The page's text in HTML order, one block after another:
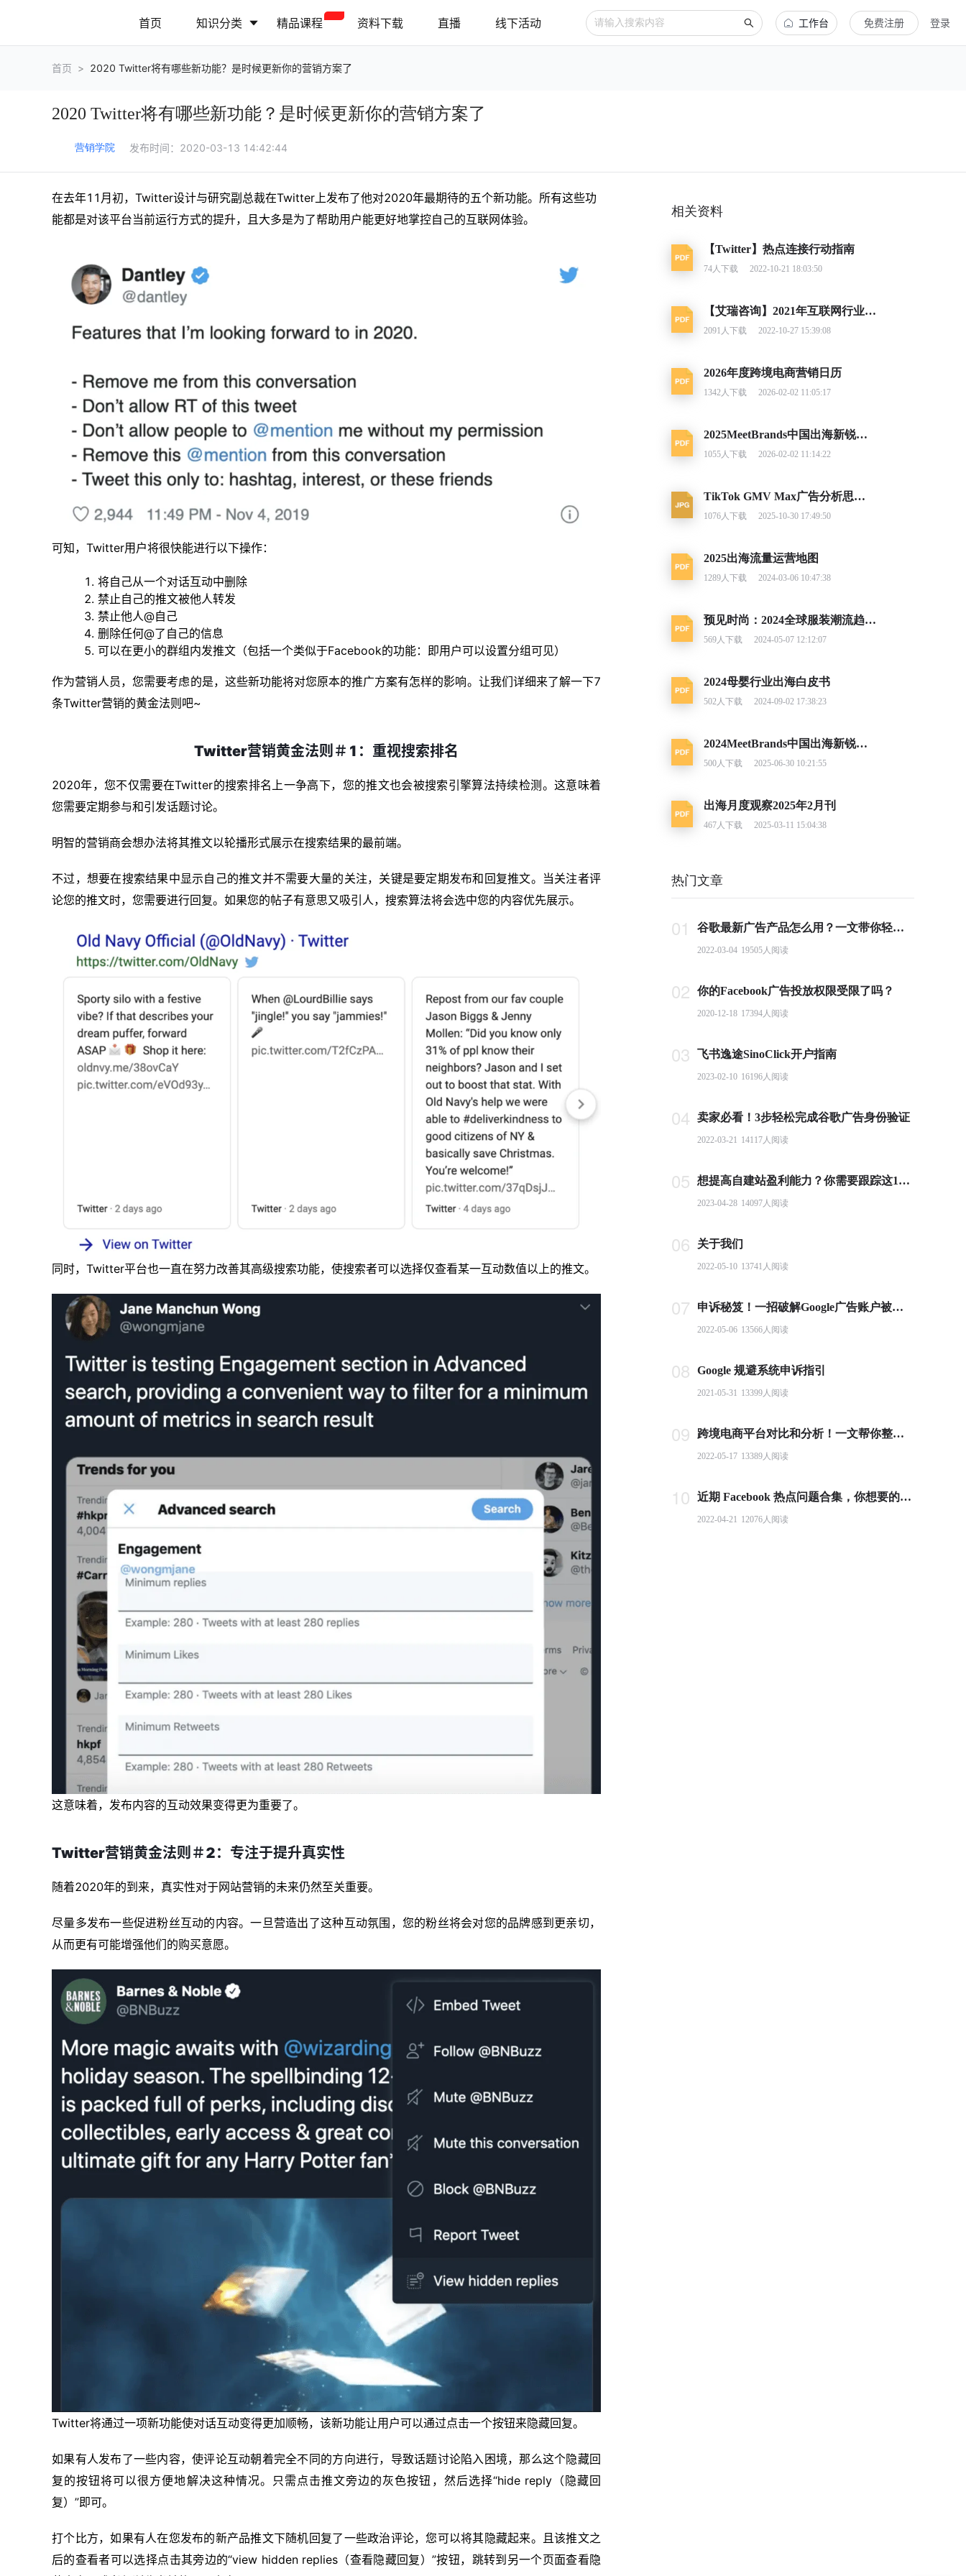
首页 知识分类
营销推广 网站运营
精品课程 资料下载 直播 线下活动 工作台 免费注册 登录
首页 > 2020 Twitter将有哪些新功能？是时候更新你的营销方案了
2020 Twitter将有哪些新功能？是时候更新你的营销方案了
营销学院 发布时间： 2020-03-13 14:42:44
在去年11月初，Twitter设计与研究副总裁在Twitter上发布了他对2020年最期待的五个新功能。所有这些功
能都是对该平台当前运行方式的提升，且大多是为了帮助用户能更好地掌控自己的互联网体验。
可知，Twitter用户将很快能进行以下操作：
将自己从一个对话互动中删除
禁止自己的推文被他人转发
禁止他人@自己
删除任何@了自己的信息
可以在更小的群组内发推文（包括一个类似于Facebook的功能：即用户可以设置分组可见）
作为营销人员，您需要考虑的是，这些新功能将对您原本的推广方案有怎样的影响。让我们详细来了解一下7
条Twitter营销的黄金法则吧~
Twitter营销黄金法则＃1：重视搜索排名
2020年，您不仅需要在Twitter的搜索排名上一争高下，您的推文也会被搜索引擎算法持续检测。这意味着
您需要定期参与和引发话题讨论。
明智的营销商会想办法将其推文以轮播形式展示在搜索结果的最前端。
不过，想要在搜索结果中显示自己的推文并不需要大量的关注，关键是要定期发布和回复推文。当关注者评
论您的推文时，您需要进行回复。如果您的帖子有意思又吸引人，搜索算法将会选中您的内容优先展示。
同时，Twitter平台也一直在努力改善其高级搜索功能，使搜索者可以选择仅查看某一互动数值以上的推文。
这意味着，发布内容的互动效果变得更为重要了。
Twitter营销黄金法则＃2： 专注于提升真实性
随着2020年的到来，真实性对于网站营销的未来仍然至关重要。
尽量多发布一些促进粉丝互动的内容。一旦营造出了这种互动氛围，您的粉丝将会对您的品牌感到更亲切，
从而更有可能增强他们的购买意愿。
Twitter将通过一项新功能使对话互动变得更加顺畅，该新功能让用户可以通过点击一个按钮来隐藏回复。
如果有人发布了一些内容，使评论互动朝着完全不同的方向进行，导致话题讨论陷入困境，那么这个隐藏回
复的按钮将可以很方便地解决这种情况。只需点击推文旁边的灰色按钮，然后选择“hide reply（隐藏回
复）”即可。
打个比方，如果有人在您发布的新产品推文下随机回复了一些政治评论，您可以将其隐藏起来。且该推文之
后的查看者可以选择点击其旁边的“view hidden replies（查看隐藏回复）”按钮，跳转到另一个页面查看隐
相关资料
【Twitter】热点连接行动指南
74人下载 2022-10-21 18:03:50
【艾瑞咨询】2021年互联网行业挑战与机遇白皮书
2091 人下载 2022-10-27 15:39:08
2026年度跨境电商营销日历
1342人下载 2026-02-02 11:05:17
2025MeetBrands中国出海新锐消费品牌榜单报告
1055人下载 2026-02-02 11:14:22
TikTok GMV Max广告分析思路及调整建议
1076人下载 2025-10-30 17:49:50
2025出海流量运营地图
1289人下载 2024-03-06 10:47:38
预见时尚：2024全球服装潮流趋势洞察
569人下载 2024-05-07 12:12:07
2024母婴行业出海白皮书
502人下载 2024-09-02 17:38:23
2024MeetBrands中国出海新锐消费品牌榜单报告
500人下载 2025-06-30 10:21:55
出海月度观察2025年2月刊
467人下载 2025-03-11 15:04:38
热门文章
01 谷歌最新广告产品怎么用？一文带你轻松掌握PMax投放要点
2022-03-04 19505人阅读
02 你的Facebook广告投放权限受限了吗？
2020-12-18 17394人阅读
03 飞书逸途SinoClick开户指南
2023-02-10 16196人阅读
04 卖家必看！3步轻松完成谷歌广告身份验证
2022-03-21 14117人阅读
05 想提高自建站盈利能力？你需要跟踪这10个基本电商指标
2023-04-28 14097人阅读
06 关于我们
2022-05-10 13741 人阅读
07 申诉秘笈！一招破解Google广告账户被封难题
2022-05-06 13566人阅读
08 Google 规避系统申诉指引
2021-05-31 13399人阅读
09 跨境电商平台对比和分析！一文帮你整理全球主流电商平台
2022-05-17 13389人阅读
10 近期 Facebook 热点问题合集，你想要的答案都在这里！
2022-04-21 12076人阅读